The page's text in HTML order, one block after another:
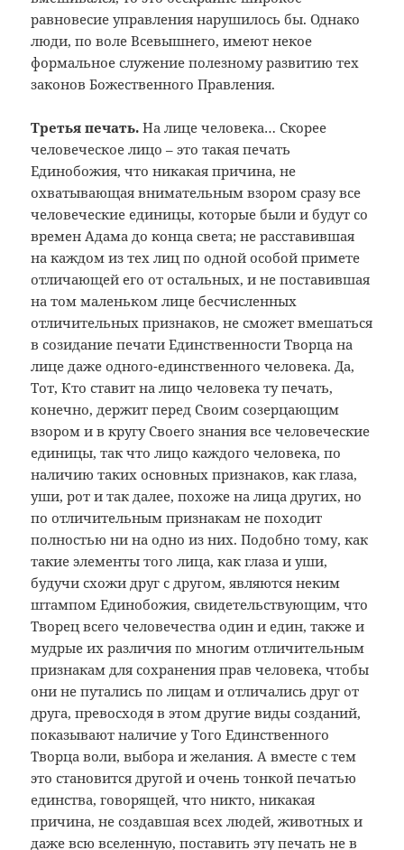
равновесие управления нарушилось бы. Однако
люди, по воле Всевышнего, имеют некое
формальное служение полезному развитию тех
законов Божественного Правления.
Третья печать. На лице человека… Скорее
человеческое лицо – это такая печать
Единобожия, что никакая причина, не
охватывающая внимательным взором сразу все
человеческие единицы, которые были и будут со
времен Адама до конца света; не расставившая
на каждом из тех лиц по одной особой примете
отличающей его от остальных, и не поставившая
на том маленьком лице бесчисленных
отличительных признаков, не сможет вмешаться
в созидание печати Единственности Творца на
лице даже одного-единственного человека. Да,
Тот, Кто ставит на лицо человека ту печать,
конечно, держит перед Своим созерцающим
взором и в кругу Своего знания все человеческие
единицы, так что лицо каждого человека, по
наличию таких основных признаков, как глаза,
уши, рот и так далее, похоже на лица других, но
по отличительным признакам не походит
полностью ни на одно из них. Подобно тому, как
такие элементы того лица, как глаза и уши,
будучи схожи друг с другом, являются неким
штампом Единобожия, свидетельствующим, что
Творец всего человечества один и един, также и
мудрые их различия по многим отличительным
признакам для сохранения прав человека, чтобы
они не путались по лицам и отличались друг от
друга, превосходя в этом другие виды созданий,
показывают наличие у Того Единственного
Творца воли, выбора и желания. А вместе с тем
это становится другой и очень тонкой печатью
единства, говорящей, что никто, никакая
причина, не создавшая всех людей, животных и
даже всю вселенную, поставить эту печать не в